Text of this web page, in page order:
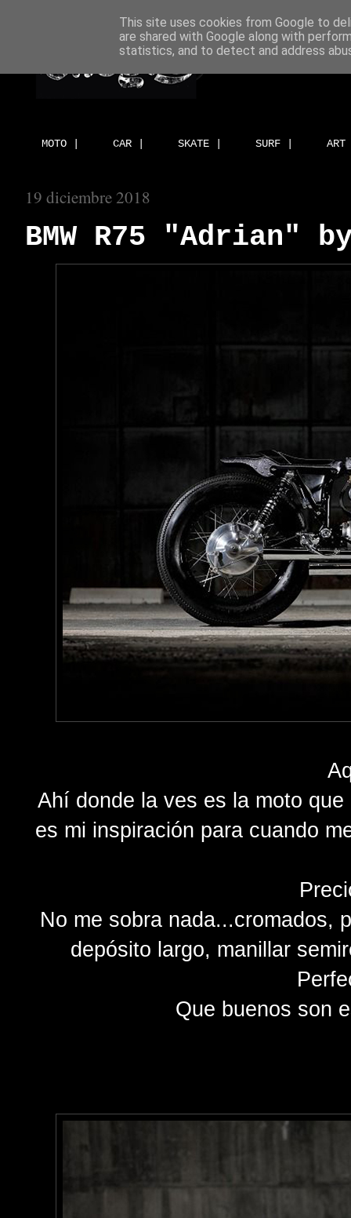
MOTO | CAR | SKATE | SURF |
19 diciembre 2018
BMW R75 "Adrian"
Ahí donde la ves es la moto
es mi inspiración para cuando
No me sobra nada...cromados,
depósito largo, manillar
Que buenos son
This site uses cookies from Google to
are shared with Google along with
statistics, and to detect and address